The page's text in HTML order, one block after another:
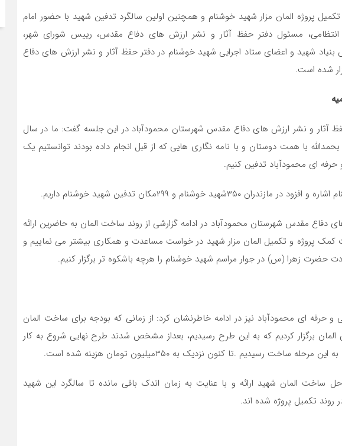
پروژه المان مزار شهید خوشنام و همچنین اولین سالگرد تدفین شهید با حضور امام
انتظامی، مسئول دفتر حفظ آثار و نشر ارزش های دفاع مقدس، رییس شورای شهر،
شهید و اعضای ستاد اجرایی شهید خوشنام در دفتر حفظ آثار و نشر ارزش های دفاع
شده است.
آثار و نشر ارزش های دفاع مقدس شهرستان محمودآباد در این جلسه گفت: ما در سال
مطالبه ۱۰ساله که بحمدالله با همت دوستان و با نامه نگاری هایی که از قبل انجام داده بودند توانستیم یک
ای محمودآباد تدفین کنیم.
خوشنام و ۲۹۹مکان تدفین شهید خوشنام داریم.
مقدس شهرستان محمودآباد در ادامه گزارشی از روند ساخت المان به حاضرین ارائه
کمک پروژه و تکمیل المان مزار شهید در خواست مساعدت و همکاری بیشتر می نماییم و
حضرت زهرا (س) در جوار مراسم شهید خوشنام را هرچه باشکوه تر برگزار کنیم.
حرفه ای محمودآباد نیز در ادامه خاطرنشان کرد: از زمانی که بودجه برای ساخت المان
المان برگزار کردیم که به این طرح رسیدیم، بعداز مشخص شدند طرح نهایی شروع به کار
ساخت المان شهید ارائه و با عنایت به زمان اندک باقی مانده تا سالگرد این شهید